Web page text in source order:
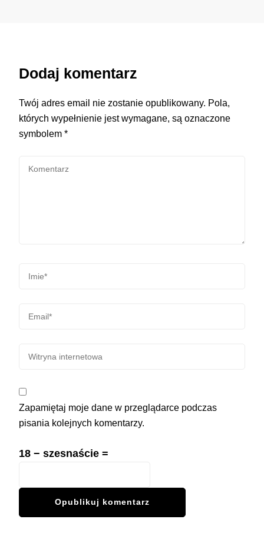
Dodaj komentarz
Twój adres email nie zostanie opublikowany. Pola,
których wypełnienie jest wymagane, są oznaczone
symbolem *
Zapamiętaj moje dane w przeglądarce podczas
pisania kolejnych komentarzy.
18 − szesnaście =